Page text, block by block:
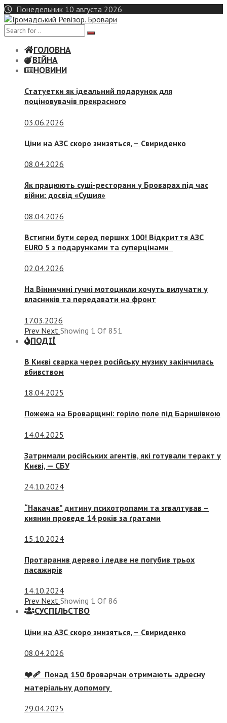
Skip
to
content
Понедельник 10 августа 2026
ГОЛОВНА
ВІЙНА
НОВИНИ
Статуетки як ідеальний подарунок для
поціновувачів прекрасного
03.06.2026
Ціни на АЗС скоро знизяться, – Свириденко
08.04.2026
Як працюють суші-ресторани у Броварах під час
війни: досвід «Сушия»
08.04.2026
Встигни бути серед перших 100! Відкриття АЗС
EURO 5 з подарунками та суперцінами
02.04.2026
На Вінничині гучні мотоцикли хочуть вилучати у
власників та передавати на фронт
17.03.2026
Prev Next Showing 1 Of 851
ПОДІЇ
В Києві сварка через російську музику закінчилась
вбивством
18.04.2025
Пожежа на Броварщині: горіло поле під Баришівкою
14.04.2025
Затримали російських агентів, які готували теракт у
Києві, — СБУ
24.10.2024
“Накачав” дитину психотропами та згвалтував –
киянин проведе 14 років за ґратами
15.10.2024
Протаранив дерево і ледве не погубив трьох
пасажирів
14.10.2024
Prev Next Showing 1 Of 86
СУСПIЛЬСТВО
Ціни на АЗС скоро знизяться, – Свириденко
08.04.2026
❤️‍🩹 Понад 150 броварчан отримають адресну
матеріальну допомогу
29.04.2025